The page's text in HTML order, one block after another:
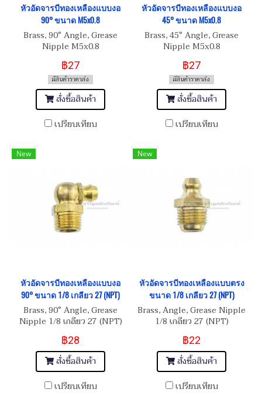
หัวอัดจารบีทองเหลืองแบบงอ
90° ขนาด M5x0.8
Brass, 90° Angle, Grease
Nipple M5x0.8
฿27
มีสินค้าราคาส่ง
สั่งซื้อสินค้า
เปรียบเทียบ
หัวอัดจารบีทองเหลืองแบบงอ
45° ขนาด M5x0.8
Brass, 45° Angle, Grease
Nipple M5x0.8
฿27
มีสินค้าราคาส่ง
สั่งซื้อสินค้า
เปรียบเทียบ
New
หัวอัดจารบีทองเหลืองแบบงอ
90° ขนาด 1/8 เกลียว 27 (NPT)
Brass, 90° Angle, Grease
Nipple 1/8 เกลียว 27 (NPT)
฿28
สั่งซื้อสินค้า
เปรียบเทียบ
New
หัวอัดจารบีทองเหลืองแบบตรง
ขนาด 1/8 เกลียว 27 (NPT)
Brass, Angle, Grease Nipple
1/8 เกลียว 27 (NPT)
฿22
สั่งซื้อสินค้า
เปรียบเทียบ